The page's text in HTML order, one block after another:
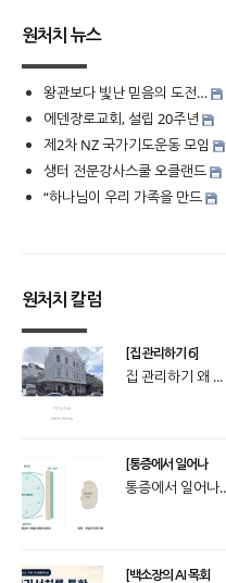
원처치 뉴스
왕관보다 빛난 믿음의 도전…
에덴장로교회, 설립 20주년
제2차 NZ 국가기도운동 모임
생터 전문강사스쿨 오클랜드
“하나님이 우리 가족을 만드
원처치 칼럼
[집 관리하기 6]
집 관리하기 왜 ...
[통증에서 일어나
통증에서 일어나
[백소장의 AI 목회